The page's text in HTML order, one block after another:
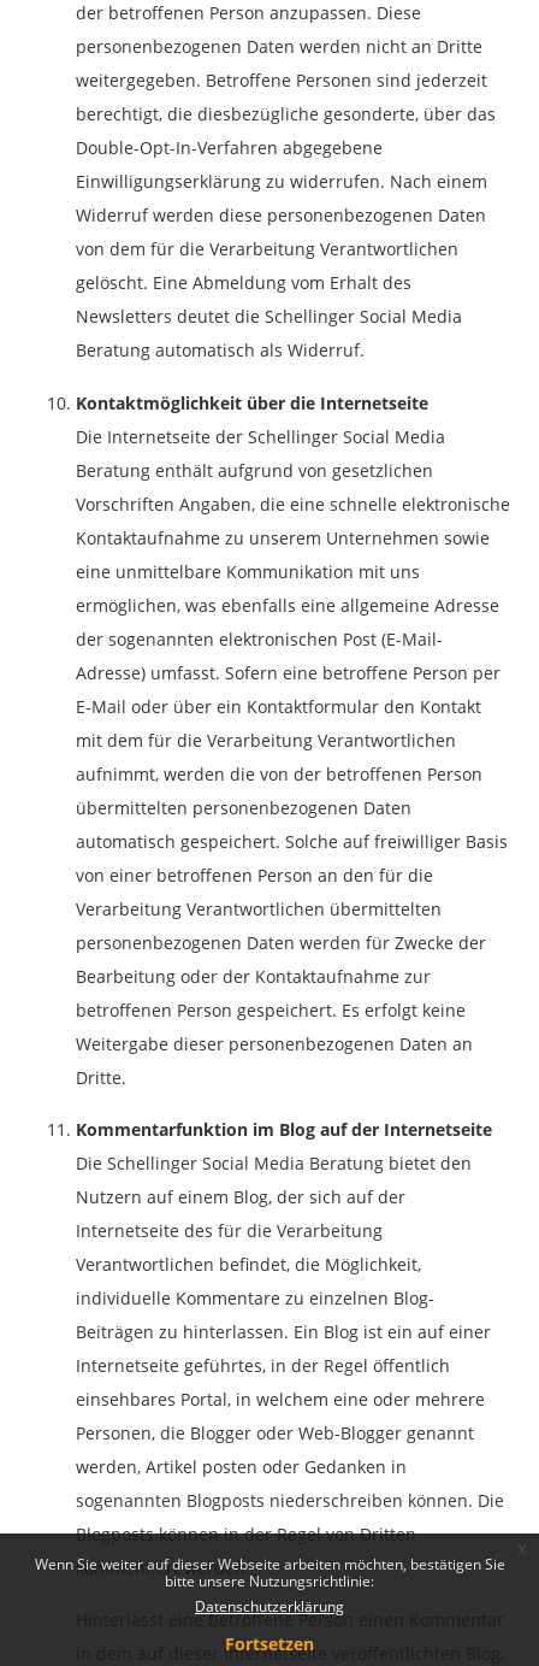
der betroffenen Person anzupassen. Diese
personenbezogenen Daten werden nicht an Dritte
weitergegeben. Betroffene Personen sind jederzeit
berechtigt, die diesbezügliche gesonderte, über das
Double-Opt-In-Verfahren abgegebene
Einwilligungserklärung zu widerrufen. Nach einem
Widerruf werden diese personenbezogenen Daten
von dem für die Verarbeitung Verantwortlichen
gelöscht. Eine Abmeldung vom Erhalt des
Newsletters deutet die Schellinger Social Media
Beratung automatisch als Widerruf.
Kontaktmöglichkeit über die Internetseite
Die Internetseite der Schellinger Social Media
Beratung enthält aufgrund von gesetzlichen
Vorschriften Angaben, die eine schnelle elektronische
Kontaktaufnahme zu unserem Unternehmen sowie
eine unmittelbare Kommunikation mit uns
ermöglichen, was ebenfalls eine allgemeine Adresse
der sogenannten elektronischen Post (E-Mail-
Adresse) umfasst. Sofern eine betroffene Person per
E-Mail oder über ein Kontaktformular den Kontakt
mit dem für die Verarbeitung Verantwortlichen
aufnimmt, werden die von der betroffenen Person
übermittelten personenbezogenen Daten
automatisch gespeichert. Solche auf freiwilliger Basis
von einer betroffenen Person an den für die
Verarbeitung Verantwortlichen übermittelten
personenbezogenen Daten werden für Zwecke der
Bearbeitung oder der Kontaktaufnahme zur
betroffenen Person gespeichert. Es erfolgt keine
Weitergabe dieser personenbezogenen Daten an
Dritte.
Kommentarfunktion im Blog auf der Internetseite
Die Schellinger Social Media Beratung bietet den
Nutzern auf einem Blog, der sich auf der
Internetseite des für die Verarbeitung
Verantwortlichen befindet, die Möglichkeit,
individuelle Kommentare zu einzelnen Blog-
Beiträgen zu hinterlassen. Ein Blog ist ein auf einer
Internetseite geführtes, in der Regel öffentlich
einsehbares Portal, in welchem eine oder mehrere
Personen, die Blogger oder Web-Blogger genannt
werden, Artikel posten oder Gedanken in
sogenannten Blogposts niederschreiben können. Die
Blogposts können in der Regel von Dritten
kommentiert werden.
Hinterlässt eine betroffene Person einen Kommentar
in dem auf dieser Internetseite veröffentlichten Blog,
Wenn Sie weiter auf dieser Webseite arbeiten möchten, bestätigen Sie
bitte unsere Nutzungsrichtlinie:
Datenschutzerklärung
Fortsetzen